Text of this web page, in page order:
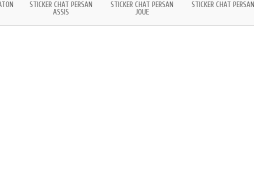
STICKER CHAT PERSAN
ASSIS
STICKER CHAT PERSAN
JOUE
STICKER CHAT PERSAN